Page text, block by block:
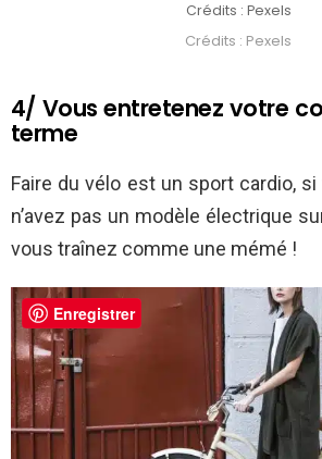
Crédits : Pexels
Crédits : Pexels
4/ Vous entretenez votre
terme
Faire du vélo est un sport cardio,
n’avez pas un modèle électrique
vous traînez comme une mémé !
Enregistrer